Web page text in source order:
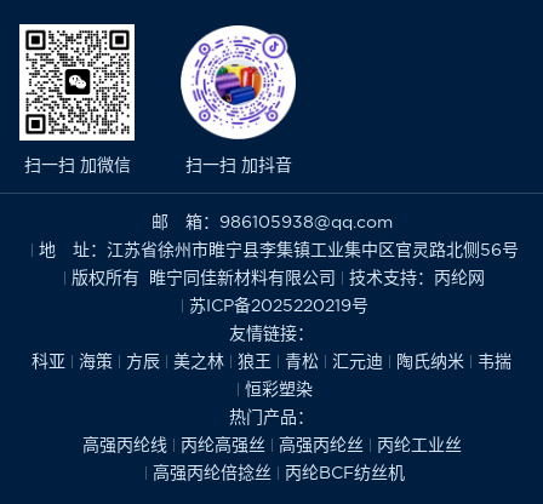
扫一扫 加微信 扫一扫 加抖音
邮 箱：986105938@qq.com
地 址：江苏省徐州市睢宁县李集镇工业集中区官灵路北侧56号
版权所有 睢宁同佳新材料有限公司
技术支持： 丙纶网
苏ICP备2025220219号
友情链接：
科亚
海策 方辰 美之林 狼王 青松 汇元迪 陶氏纳米
韦揣
恒彩塑染
热门产品：
高强丙纶线
丙纶高强丝 高强丙纶丝
丙纶工业丝
高强丙纶倍捻丝
丙纶BCF纺丝机